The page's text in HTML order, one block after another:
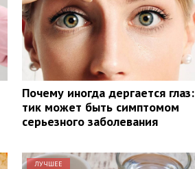
Почему иногда дергается глаз:
тик может быть симптомом
серьезного заболевания
ЛУЧШЕЕ